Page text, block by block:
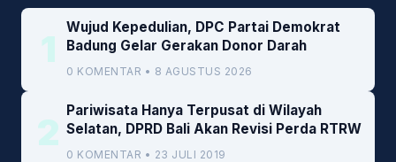
1
Wujud Kepedulian, DPC Partai Demokrat
Badung Gelar Gerakan Donor Darah
0 KOMENTAR • 8 AGUSTUS 2026
2
Pariwisata Hanya Terpusat di Wilayah
Selatan, DPRD Bali Akan Revisi Perda RTRW
0 KOMENTAR • 23 JULI 2019